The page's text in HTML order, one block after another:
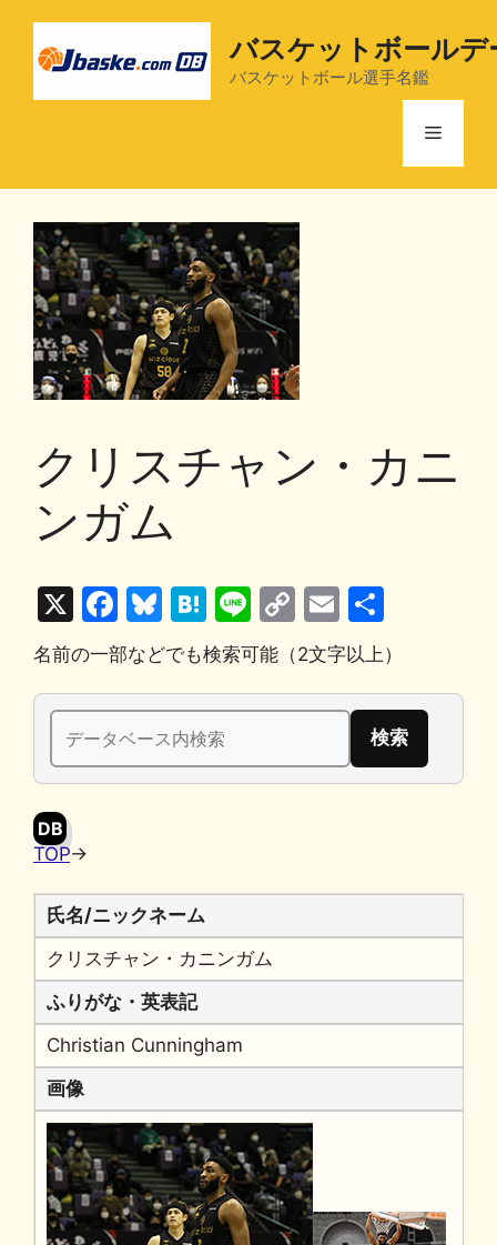
バスケットボールデ
バスケットボール選手名鑑
メ
クリスチャン・カニ
ンガム
X
F
a
c
e
b
o
Bl
u
e
s
k
y
H
at
e
n
a
Li
n
e
C
o
p
y
n
E
m
ai
l
有
名前の一部などでも検索可能（2文字以上）
検
索:
DB
TOP→
氏名/ニックネーム
クリスチャン・カニンガム
ふりがな・英表記
Christian Cunningham
画像